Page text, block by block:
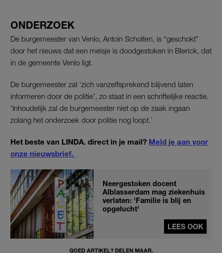
ONDERZOEK
De burgemeester van Venlo, Antoin Scholten, is “geschokt”
door het nieuws dat een meisje is doodgestoken in Blerick, dat
in de gemeente Venlo ligt.
De burgemeester zal ‘zich vanzelfsprekend blijvend laten
informeren door de politie’, zo staat in een schriftelijke reactie.
‘Inhoudelijk zal de burgemeester niet op de zaak ingaan
zolang het onderzoek door politie nog loopt.’
Het beste van LINDA. direct in je mail? Meld je aan voor
onze nieuwsbrief.
Neergestoken docent
Alblasserdam mag ziekenhuis
verlaten: 'Familie is blij en
opgelucht'
LEES OOK
GOED ARTIKEL? DELEN MAAR.